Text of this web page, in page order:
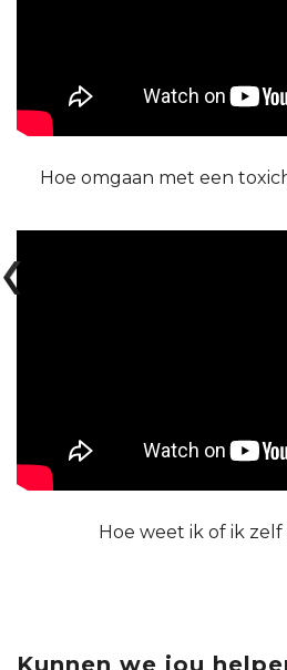
Hoe omgaan met een
Hoe weet ik of ik zelf
Kunnen we jou